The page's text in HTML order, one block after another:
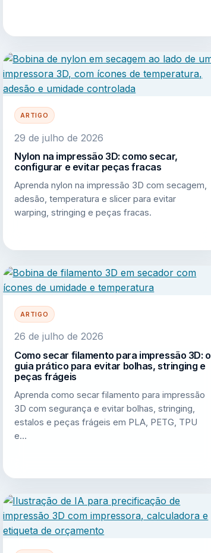
ARTIGO
29 de julho de 2026
Nylon na impressão 3D: como secar,
configurar e evitar peças fracas
Aprenda nylon na impressão 3D com secagem,
adesão, temperatura e slicer para evitar
warping, stringing e peças fracas.
ARTIGO
26 de julho de 2026
Como secar filamento para impressão 3D: o
guia prático para evitar bolhas, stringing e
peças frágeis
Aprenda como secar filamento para impressão
3D com segurança e evitar bolhas, stringing,
estalos e peças frágeis em PLA, PETG, TPU
e…